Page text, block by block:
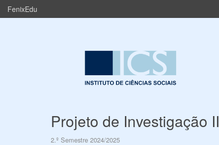
FenixEdu
Projeto de Investigação II
2.º Semestre 2024/2025